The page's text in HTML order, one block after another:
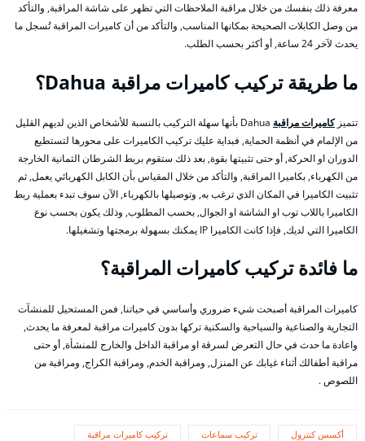
معرفة ذلك بنفسك من خلال مراقبة الملاحظات التي تظهر على شاشة المراقبة, والتأكد
من وصل الكابلات الصحيحة بمكانها المناسب, والتأكد من أن كاميرات المراقبة تُسجل ما
يحدث لآخر 24 ساعة, أو أكثر بحسب الطلب.
ما طريقة تركيب كاميرات مراقبة Dahua؟
تتميزكاميرات مراقبة
Dahua بأنها سهلة التركيب بالنسبة للأشخاص الذين لديهم القليل
من الإلمام في أنظمة الحماية, فبداية عليك تركيب الكاميرات على محورها لتستطيع
الدوران او الحركة, أو حتى تثبيتها بقوة, بعد ذلك ستقوم بربط الشرطان الثمانية الخارجة
من الكهرباء, بكاميرا المراقبة, والتأكد من خلال المقياس بأن الكابل الكهربائي يعمل, ثم
تثبيت الكاميرا في المكان الذي ترغب به, وتوصيلها بالكهرباء, الآن سوف تبدء بعملية ربط
الكاميرا باللاب توب او الشاشة او الجوال, بحسب المطلوب, وذلك يكون بحسب نوع
الكاميرا التي لديك, فإذا كانت الكاميرا IP يمكنك بسهولة برمجتها وتشغيلها.
ما فائدة تركيب كاميرات المراقبة؟
كاميرات المراقبة أصبحت شيء ضروري وأساسي في حياتنا, فمن المستحيل للمنشآت
التجارية والصناعية والسياحية والسكنية تركها بدون كاميرات مراقبة لمعرفة ما يحدث,
واعادة ما حدث في حال التعرض لسرقة او مراقبة الداخل والخارج للمنشأة, أو حتى
مراقبة أطفالك أثناء غيابك عن المنزل, ومراقبة الخدم, ومراقبة الكراج, ومراقبة من
اللصوص .
أكسس كنترول تركيب سماعات تركيب كاميرات مراقبة